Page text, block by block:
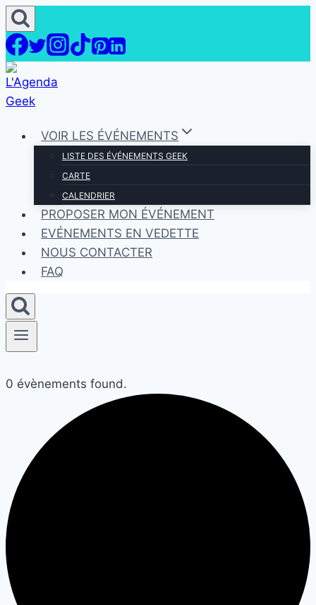
Aller
au
contenu
VOIR LES ÉVÉNEMENTS
LISTE DES ÉVÉNEMENTS GEEK
CARTE
CALENDRIER
PROPOSER MON ÉVÉNEMENT
EVÉNEMENTS EN VEDETTE
NOUS CONTACTER
FAQ
0 évènements found.